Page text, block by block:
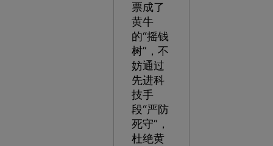
票成了
黄牛
的“摇钱
树”，不
妨通过
先进科
技手
段“严防
死守”，
杜绝黄